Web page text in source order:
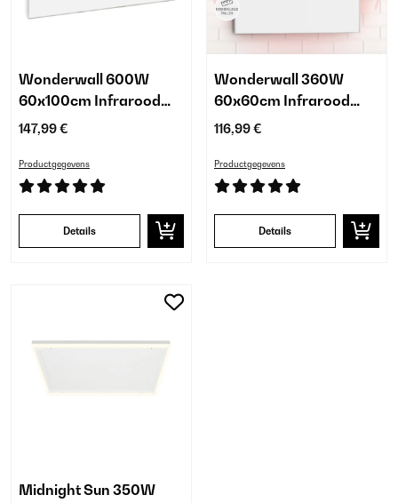
Wonderwall 600W
60x100cm Infrarood
Paneel Wit
147,99 €
Productgegevens
Details
Wonderwall 360W
60x60cm Infrarood
Paneel Wit
116,99 €
Productgegevens
Details
Midnight Sun 350W